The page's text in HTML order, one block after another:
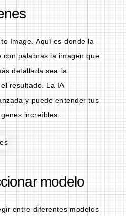
Image. Aquí es donde la
con palabras la imagen que
detallada sea la
resultado. La IA
y puede entender tus
increíbles.
modelo
entre diferentes modelos